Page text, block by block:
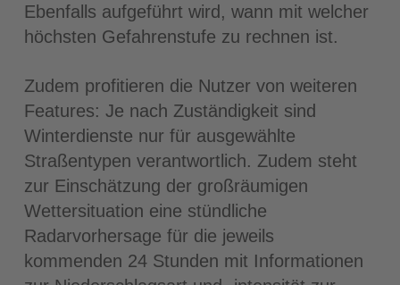
Ebenfalls aufgeführt wird, wann mit welcher
höchsten Gefahrenstufe zu rechnen ist.
Zudem profitieren die Nutzer von weiteren
Features: Je nach Zuständigkeit sind
Winterdienste nur für ausgewählte
Straßentypen verantwortlich. Zudem steht
zur Einschätzung der großräumigen
Wettersituation eine stündliche
Radarvorhersage für die jeweils
kommenden 24 Stunden mit Informationen